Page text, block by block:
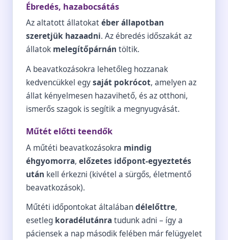
Ébredés, hazabocsátás
Az altatott állatokatéber állapotban
szeretjük hazaadni. Az ébredés időszakát az
állatok melegítőpárnán töltik.
A beavatkozásokra lehetőleg hozzanak
kedvencükkel egysaját pokrócot, amelyen az
állat kényelmesen hazavihető, és az otthoni,
ismerős szagok is segítik a megnyugvását.
Műtét előtti teendők
A műtéti beavatkozásokra mindig
éhgyomorra, előzetes időpont-egyeztetés
után kell érkezni (kivétel a sürgős, életmentő
beavatkozások).
Műtéti időpontokat általábandélelőttre,
esetleg koradélutánratudunk adni – így a
páciensek a nap második felében már felügyelet